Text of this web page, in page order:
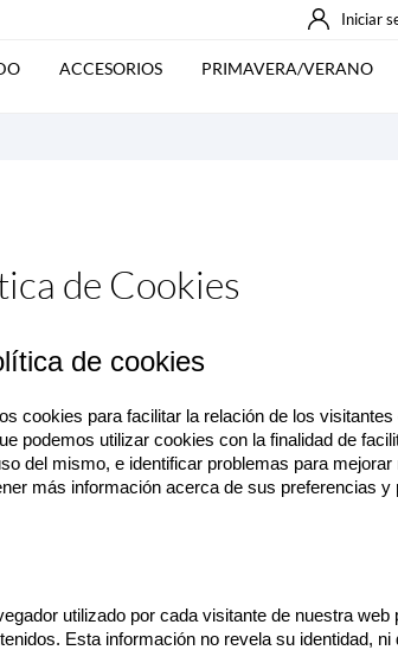
Iniciar
ACCESORIOS PRIMAVERA/VERANO
de Cookies
de cookies
cookies para facilitar la relación de los
podemos utilizar cookies con la finalidad de
del mismo, e identificar problemas para
más información acerca de sus preferencias
utilizado por cada visitante de nuestra
Esta información no revela su identidad,